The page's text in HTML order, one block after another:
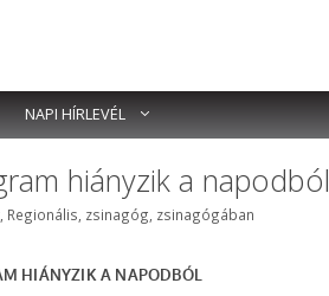
NAPI HÍRLEVÉL
hiányzik a napodból
Regionális zsinagóg zsinagógában